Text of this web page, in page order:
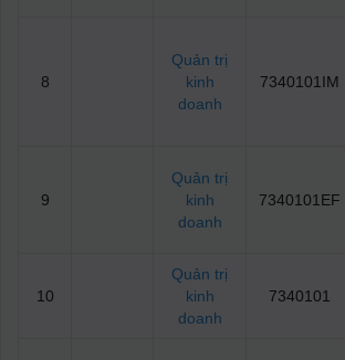
8
Quản trị
kinh
doanh
7340101IM
9
Quản trị
kinh
doanh
7340101EF
10
Quản trị
kinh
doanh
7340101